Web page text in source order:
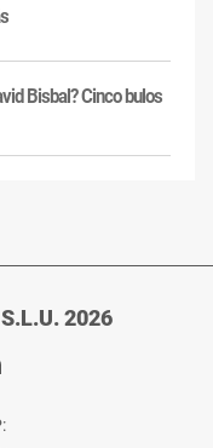
Bisbal? Cinco bulos
2026
Ir
de